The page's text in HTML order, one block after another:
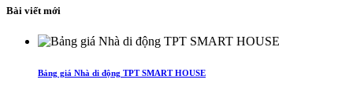
Bài viết mới
Bảng giá Nhà di động TPT SMART HOUSE